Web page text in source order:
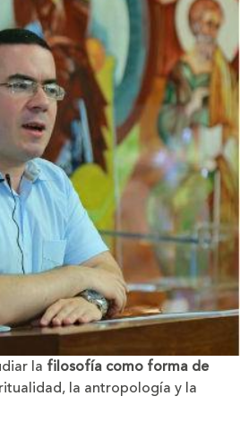
la filosofía como forma de
la antropología y la